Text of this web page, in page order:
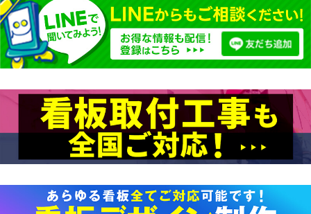
気軽に使える黒板Aサイン。
9
代引可能
ブラックボード
チョーク用
10
代引不可
両面
ブラックボード
チョーク用